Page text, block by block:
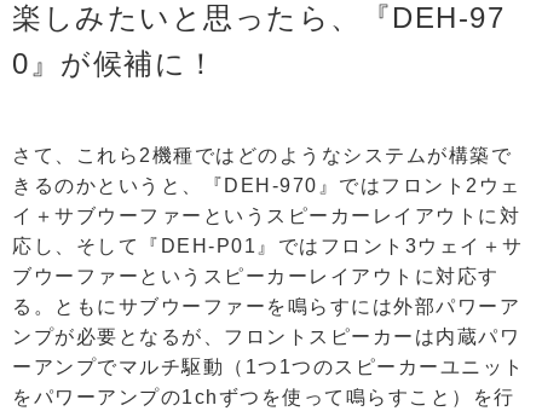
楽しみたいと思ったら、『DEH-97
0』が候補に！
さて、これら2機種ではどのようなシステムが構築で
きるのかというと、『DEH-970』ではフロント2ウェ
イ＋サブウーファーというスピーカーレイアウトに対
応し、そして『DEH-P01』ではフロント3ウェイ＋サ
ブウーファーというスピーカーレイアウトに対応す
る。ともにサブウーファーを鳴らすには外部パワーア
ンプが必要となるが、フロントスピーカーは内蔵パワ
ーアンプでマルチ駆動（1つ1つのスピーカーユニット
をパワーアンプの1chずつを使って鳴らすこと）を行